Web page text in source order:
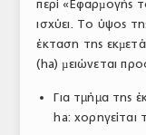
περί «Εφαρµογής
ισχύει. Το ύψος
έκταση της
(ha) µειώνεται
Για τµήµα της
ha: χορηγείται